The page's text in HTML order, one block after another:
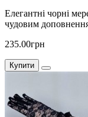
Елегантні чорні
чудовим
235.00грн
Купити